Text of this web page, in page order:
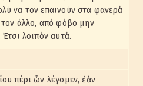
να τον επαινούν στα φανερά
τον άλλο, από φόβο μην
Έτσι λοιπόν αυτά.
πέρι ὧν λέγομεν, ἐὰν